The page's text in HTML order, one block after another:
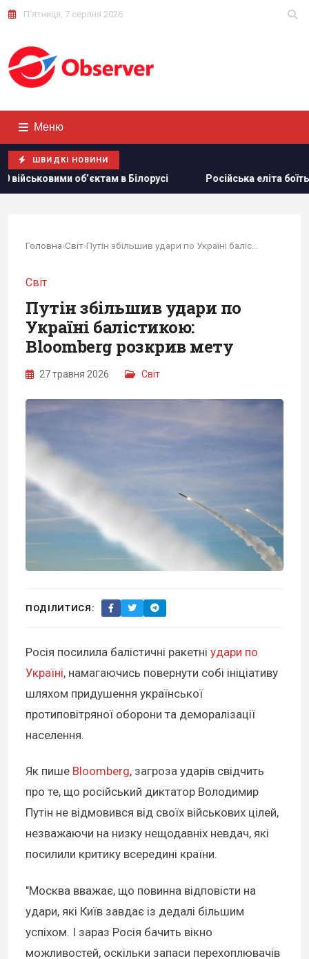
П'ятниця, 7 серпня 2026
Меню
ШВИДКІ НОВИНИ
Білорусі Російська еліта боїться ФСБ, яка дедалі
Головна›Світ›
Світ
Путін збільшив удари по
Україні балістикою:
Bloomberg розкрив мету
27 травня 2026 Світ
ПОДІЛИТИСЯ:
Росія посилила балістичні ракетні удари по
Україні, намагаючись повернути собі ініціативу
шляхом придушення української
протиповітряної оборони та деморалізації
населення.
Як пише Bloomberg, загроза ударів свідчить
про те, що російський диктатор Володимир
Путін не відмовився від своїх військових цілей,
незважаючи на низку нещодавніх невдач, які
посилили критику всередині країни.
"Москва вважає, що повинна відповісти на
удари, які Київ завдає із дедалі більшим
успіхом. І зараз Росія бачить вікно
можливостей, оскільки запаси перехоплювачів